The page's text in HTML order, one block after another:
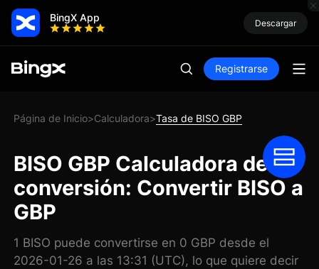
BingX App Descargar
Registrarse
Página de Inicio>Calculadora>Tasa de BISO GBP
BISO GBP Calculadora de
conversión: Convertir BISO a
GBP
1 BISO puede convertirse en 0 GBP desde el
2026-01-26 a las 13:31 (UTC), lo que quiere decir